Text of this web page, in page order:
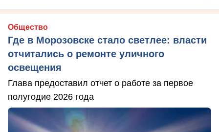
Общество
Где в Морозовске стало светлее: власти
отчитались о ремонте уличного
освещения
Глава предоставил отчет о работе за первое
полугодие 2026 года